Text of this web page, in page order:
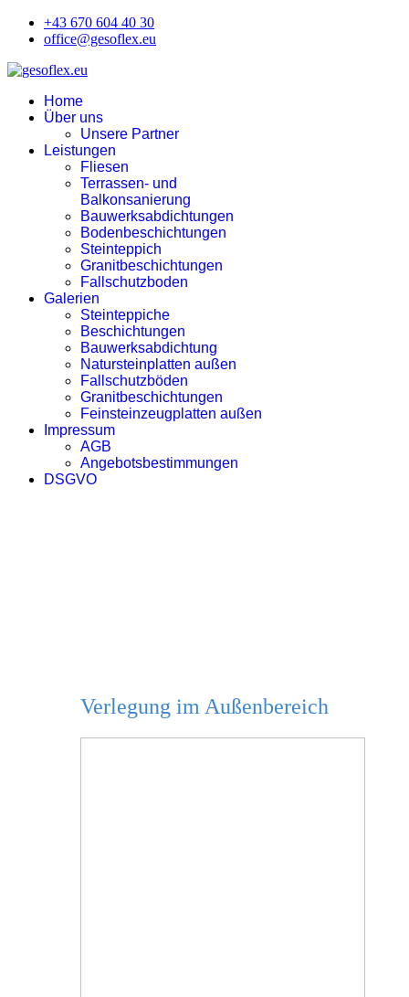
+43 670 604 40 30
office@gesoflex.eu
Home
Über uns
Unsere Partner
Leistungen
Fliesen
Terrassen- und
Balkonsanierung
Bauwerksabdichtungen
Bodenbeschichtungen
Steinteppich
Granitbeschichtungen
Fallschutzboden
Galerien
Steinteppiche
Beschichtungen
Bauwerksabdichtung
Natursteinplatten außen
Fallschutzböden
Granitbeschichtungen
Feinsteinzeugplatten außen
Impressum
AGB
Angebotsbestimmungen
DSGVO
Verlegung im Außenbereich